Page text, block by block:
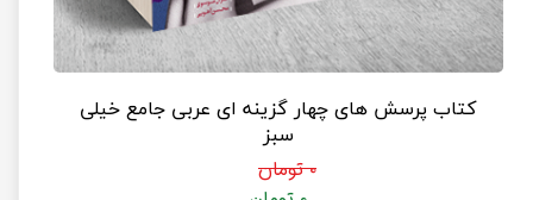
کتاب پرسش های چهار گزینه ای عربی جامع خیلی
سبز
۰ تومان